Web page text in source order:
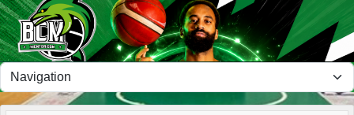
Panneau de gestion des cookies